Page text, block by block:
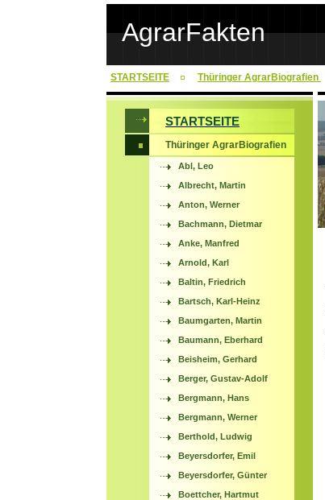
AgrarFakten
STARTSEITE Thüringer AgrarBiografien
STARTSEITE
Thüringer AgrarBiografien
Abl, Leo
Albrecht, Martin
Anton, Werner
Bachmann, Dietmar
Anke, Manfred
Arnold, Karl
Baltin, Friedrich
Bartsch, Karl-Heinz
Baumgarten, Martin
Baumann, Eberhard
Beisheim, Gerhard
Berger, Gustav-Adolf
Bergmann, Hans
Bergmann, Werner
Berthold, Ludwig
Beyersdorfer, Emil
Beyersdorfer, Günter
Boettcher, Hartmut